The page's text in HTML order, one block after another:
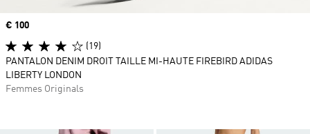
Prix
€ 100
(19)
PANTALON DENIM DROIT TAILLE MI-HAUTE FIREBIRD ADIDAS
LIBERTY LONDON
Femmes Originals